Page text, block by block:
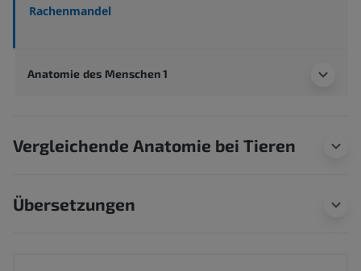
Rachenmandel
Anatomie des Menschen 1
Vergleichende Anatomie bei Tieren
Übersetzungen